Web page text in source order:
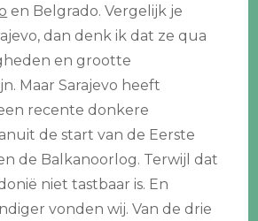
en Belgrado. Vergelijk je
dan denk ik dat ze qua
en grootte
Maar Sarajevo heeft
recente donkere
de start van de Eerste
de Balkanoorlog. Terwijl dat
niet tastbaar is. En
vonden wij. Van de drie